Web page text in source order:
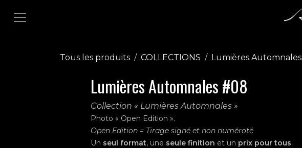
Tous les produits COLLECTIONS Lumières Automnales
Lumières Automnales #08
Collection « Lumières Automnales »
Photo « Open Edition ».
Open Edition = Tirage signé et non numéroté
Un seul format, une seule finition et un prix pour tous.